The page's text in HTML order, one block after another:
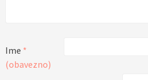
Ime *
(obavezno)